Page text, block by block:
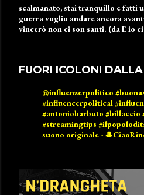
scalmanato, stai tranquillo e fatti
guerra voglio andare ancora
vincerò non ci son santi. (da E io
FUORI ICOLONI
@influenzerpolitico
#influencerpolitical
#antoniobarbuto #billaccio
#streamingtips
suono originale -